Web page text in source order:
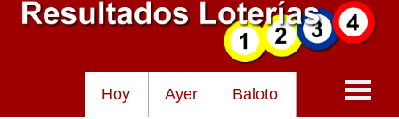
Hoy Ayer Baloto